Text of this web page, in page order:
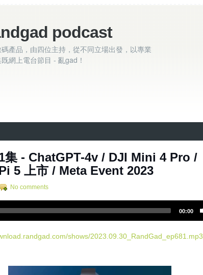
podcast
產品，由四位主持，從不同立場出發，以專業
網上電台節目 - 亂gad！
集 - ChatGPT-4v / DJI Mini 4 Pro /
5 上市 / Meta Event 2023
No comments
00:00
shows/2023.09.30_RandGad_ep681.mp3